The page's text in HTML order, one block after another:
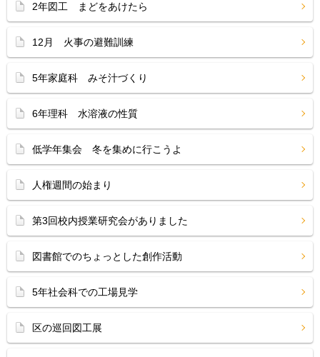
2年図工 まどをあけたら
12月 火事の避難訓練
5年家庭科 みそ汁づくり
6年理科 水溶液の性質
低学年集会 冬を集めに行こうよ
人権週間の始まり
第3回校内授業研究会がありました
図書館でのちょっとした創作活動
5年社会科での工場見学
区の巡回図工展